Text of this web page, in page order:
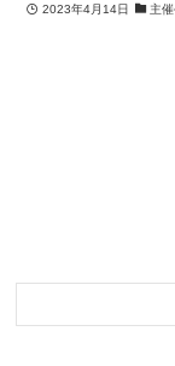
2023年4月14日 主